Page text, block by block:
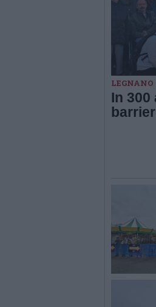
LEGNANO
In 300